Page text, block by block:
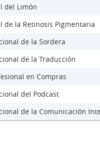
del Limón
de la Retinosis Pigmentaria
de la Sordera
de la Traducción
en Compras
del Podcast
de la Comunicación